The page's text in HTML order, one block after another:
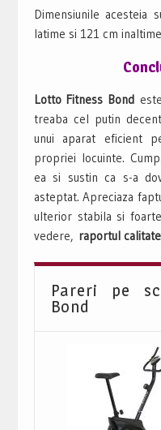
Dimensiunile
latime si 121 cm
Lotto Fitness Bond
treaba cel putin
unui aparat eficient
propriei locuinte.
ea si sustin ca s-a
asteptat. Apreciaza
ulterior stabila si
vedere, raportul
Pareri pe
Bond